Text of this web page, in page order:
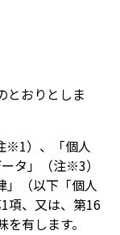
とおりとしま
※1）、「個人
タ」（注※3）
」（以下「個人
項、又は、第16
有します。